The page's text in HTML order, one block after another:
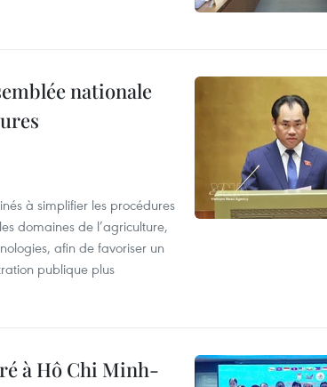
nationale
à simplifier les procédures
domaines de l’agriculture,
afin de favoriser un
publique plus
à Hô Chi Minh-